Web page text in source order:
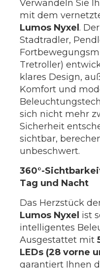
Verwandeln Sie
mit dem
Lumos Nyxel.
Stadtradler,
Tretroller)
klares Design,
Komfort und
sich nicht mehr
Sicherheit
sichtbar,
unbeschwert.
360°-
Tag und Nacht
Das Herzstück
Lumos Nyxel ist
intelligentes
Ausgestattet mit
LEDs (28 vorne
garantiert Ihnen